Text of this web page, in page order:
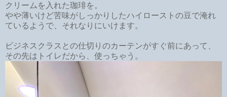
クリームを入れた珈琲を。
やや薄いけど苦味がしっかりしたハイローストの豆で淹れ
ているようで、それなりにいけます。
ビジネスクラスとの仕切りのカーテンがすぐ前にあって、
その先はトイレだから、使っちゃう。